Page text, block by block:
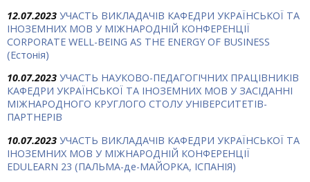
12.07.2023 УЧАСТЬ ВИКЛАДАЧІВ КАФЕДРИ УКРАЇНСЬКОЇ ТА
ІНОЗЕМНИХ МОВ У МІЖНАРОДНІЙ КОНФЕРЕНЦІЇ
CORPORATE WELL-BEING AS THE ENERGY OF BUSINESS
(Естонія)
10.07.2023 УЧАСТЬ НАУКОВО-ПЕДАГОГІЧНИХ ПРАЦІВНИКІВ
КАФЕДРИ УКРАЇНСЬКОЇ ТА ІНОЗЕМНИХ МОВ У ЗАСІДАННІ
МІЖНАРОДНОГО КРУГЛОГО СТОЛУ УНІВЕРСИТЕТІВ-
ПАРТНЕРІВ
10.07.2023 УЧАСТЬ ВИКЛАДАЧІВ КАФЕДРИ УКРАЇНСЬКОЇ ТА
ІНОЗЕМНИХ МОВ У МІЖНАРОДНІЙ КОНФЕРЕНЦІЇ
EDULEARN 23 (ПАЛЬМА-де-МАЙОРКА, ІСПАНІЯ)